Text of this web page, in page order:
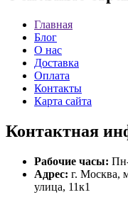
Главная
Блог
О нас
Доставка
Оплата
Контакты
Карта сайта
Контактная
Рабочие часы:
Адрес: г. Москва,
улица, 11к1